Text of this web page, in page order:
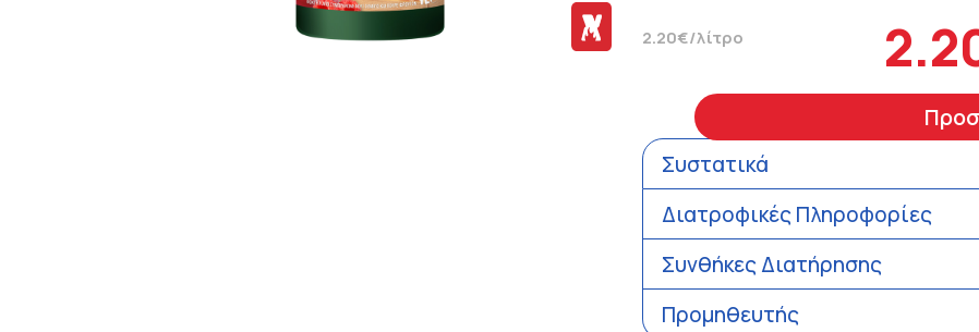
2.20€/λίτρο
Συστατικά
Διατροφικές Πληροφορίες
Συνθήκες Διατήρησης
Προμηθευτής